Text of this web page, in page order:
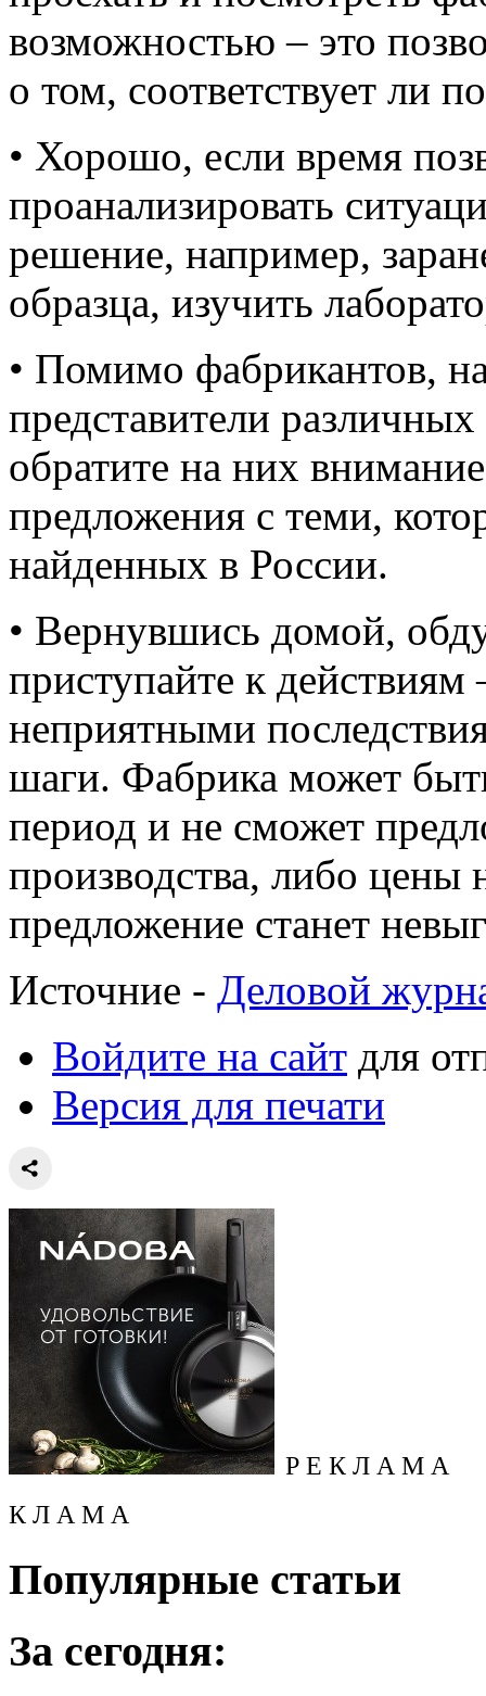
возможностью – это
о том, соответствует ли
• Хорошо, если время
проанализировать
решение, например,
образца, изучить
• Помимо фабрикантов,
представители
обратите на них
предложения с теми,
найденных в России.
• Вернувшись домой,
приступайте к действиям
неприятными
шаги. Фабрика может
период и не сможет
производства, либо цены
предложение станет
Источние - Деловой
Войдите на сайт для
Версия для печати
Р Е К Л А М А
К Л А М А
Популярные статьи
За сегодня: